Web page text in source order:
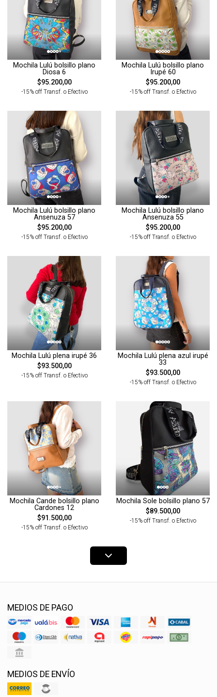
Mochila Lulú bolsillo plano
Diosa 6
$95.200,00
-15% off Transf. o Efectivo
Mochila Lulú bolsillo plano
Irupé 60
$95.200,00
-15% off Transf. o Efectivo
Mochila Lulú bolsillo plano
Ansenuza 57
$95.200,00
-15% off Transf. o Efectivo
Mochila Lulú bolsillo plano
Ansenuza 55
$95.200,00
-15% off Transf. o Efectivo
Mochila Lulú plena irupé 36
$93.500,00
-15% off Transf. o Efectivo
Mochila Lulú plena azul irupé
33
$93.500,00
-15% off Transf. o Efectivo
Mochila Cande bolsillo plano
Cardones 12
$91.500,00
-15% off Transf. o Efectivo
Mochila Sole bolsillo plano 57
$89.500,00
-15% off Transf. o Efectivo
MEDIOS DE PAGO
MEDIOS DE ENVÍO